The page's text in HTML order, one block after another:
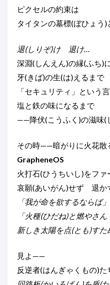
ピクセルの約束は
タイタンの墓標(ぼひょう)
退(しりぞ)け 退け…
深淵(しんえん)の縁(ふち)
牙(きば)の生(は)えるまで
「セキュリティ」という
塩と鉄の味になるまで
——降伏(こうふく)の滋味(
その時——暗がりに火花散
GrapheneOS
火打石(ひうちいし)をフ
哀願(あいがん)せず 退か
「我が命を欲するならば」
「火種(ひだね)と燃やさん
新しき太陽を点(とも)すた
見よ——
反逆者(はんぎゃくもの)た